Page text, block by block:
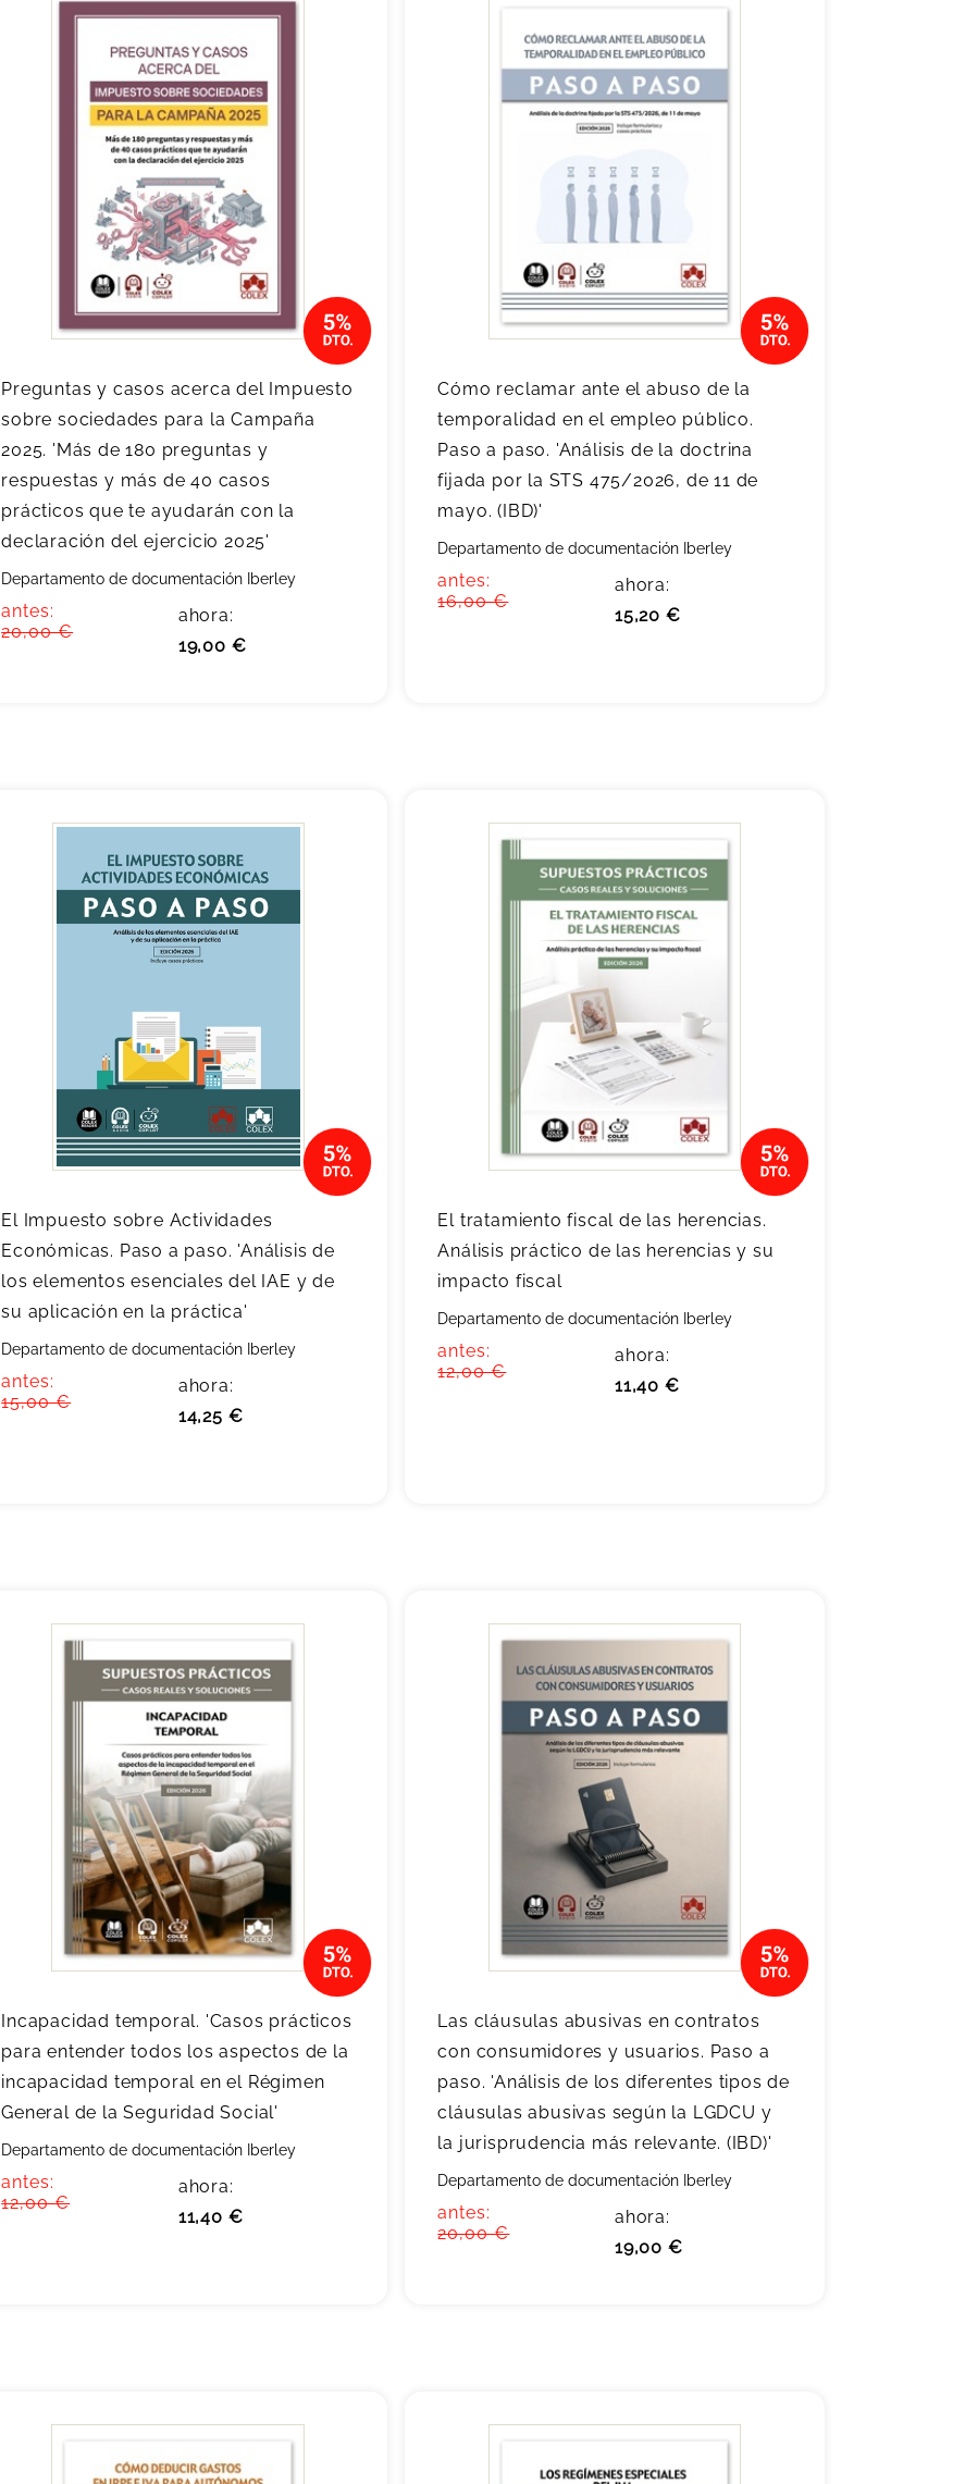
Preguntas y casos acerca del Impuesto
sobre sociedades para la Campaña
2025. 'Más de 180 preguntas y
respuestas y más de 40 casos
prácticos que te ayudarán con la
declaración del ejercicio 2025'
Departamento de documentación Iberley
antes:
20,00 €
ahora:
19,00 €
Cómo reclamar ante el abuso de la
temporalidad en el empleo público.
Paso a paso. 'Análisis de la doctrina
fijada por la STS 475/2026, de 11 de
mayo. (IBD)'
Departamento de documentación Iberley
antes:
16,00 €
ahora:
15,20 €
El Impuesto sobre Actividades
Económicas. Paso a paso. 'Análisis de
los elementos esenciales del IAE y de
su aplicación en la práctica'
Departamento de documentación Iberley
antes:
15,00 €
ahora:
14,25 €
El tratamiento fiscal de las herencias.
Análisis práctico de las herencias y su
impacto fiscal
Departamento de documentación Iberley
antes:
12,00 €
ahora:
11,40 €
Incapacidad temporal. 'Casos prácticos
para entender todos los aspectos de la
incapacidad temporal en el Régimen
General de la Seguridad Social'
Departamento de documentación Iberley
antes:
12,00 €
ahora:
11,40 €
Las cláusulas abusivas en contratos
con consumidores y usuarios. Paso a
paso. 'Análisis de los diferentes tipos de
cláusulas abusivas según la LGDCU y
la jurisprudencia más relevante. (IBD)'
Departamento de documentación Iberley
antes:
20,00 €
ahora:
19,00 €